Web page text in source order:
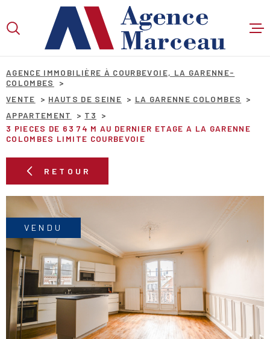
recherche
au
principal
au
AGENCE IMMOBILIÈRE À COURBEVOIE, LA GARENNE-
COLOMBES
VENTE
HAUTS DE SEINE
LA GARENNE COLOMBES
APPARTEMENT
T3
3 PIECES DE 63 74 M AU DERNIER ETAGE A LA GARENNE
COLOMBES LIMITE COURBEVOIE
RETOUR
VENDU
VOTRE
RECHERCHE
D'OFFRE
VENTE
VILLE
Budget
BUDGET
RECHERCHER